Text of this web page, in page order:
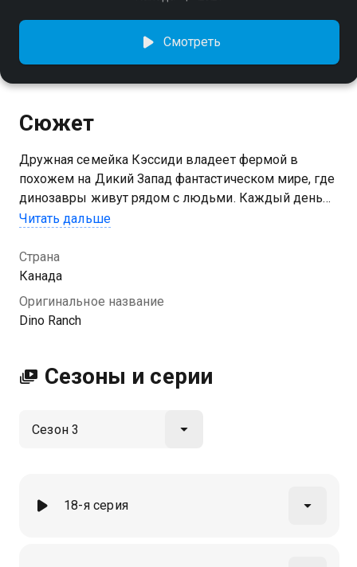
Смотреть
Сюжет
Дружная семейка Кэссиди владеет фермой в
похожем на Дикий Запад фантастическом мире, где
динозавры живут рядом с людьми. Каждый день
маленькие ковбои под присмотром мамы и папы
проводят время
Посмотреть онлайн 3 сезон сериала Ранчо
динозавров вы можете совершенно бесплатно в
Читать дальше
Страна
Канада
Оригинальное название
Dino Ranch
Сезоны и серии
18-я серия